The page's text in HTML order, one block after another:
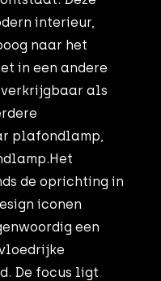
interieur,
naar het
in een andere
verkrijgbaar als
plafondlamp,
de oprichting in
iconen
een
De focus ligt